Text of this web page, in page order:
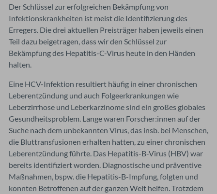
Der Schlüssel zur erfolgreichen Bekämpfung von
Infektionskrankheiten ist meist die Identifizierung des
Erregers. Die drei aktuellen Preisträger haben jeweils einen
Teil dazu beigetragen, dass wir den Schlüssel zur
Bekämpfung des Hepatitis-C-Virus heute in den Händen
halten.
Eine HCV-Infektion resultiert häufig in einer chronischen
Leberentzündung und auch Folgeerkrankungen wie
Leberzirrhose und Leberkarzinome sind ein großes globales
Gesundheitsproblem. Lange waren Forscher:innen auf der
Suche nach dem unbekannten Virus, das insb. bei Menschen,
die Bluttransfusionen erhalten hatten, zu einer chronischen
Leberentzündung führte. Das Hepatitis-B-Virus (HBV) war
bereits identifiziert worden. Diagnostische und präventive
Maßnahmen, bspw. die Hepatitis-B-Impfung, folgten und
konnten Betroffenen auf der ganzen Welt helfen. Trotzdem